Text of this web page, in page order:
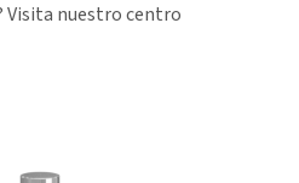
Visita nuestro centro